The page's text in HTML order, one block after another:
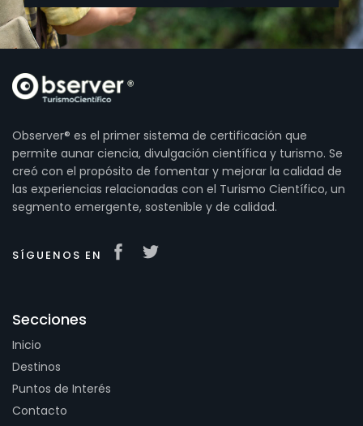
Observer® es el primer sistema de certificación que
permite aunar ciencia, divulgación científica y turismo. Se
creó con el propósito de fomentar y mejorar la calidad de
las experiencias relacionadas con el Turismo Científico, un
segmento emergente, sostenible y de calidad.
SÍGUENOS EN
Secciones
Inicio
Destinos
Puntos de Interés
Contacto